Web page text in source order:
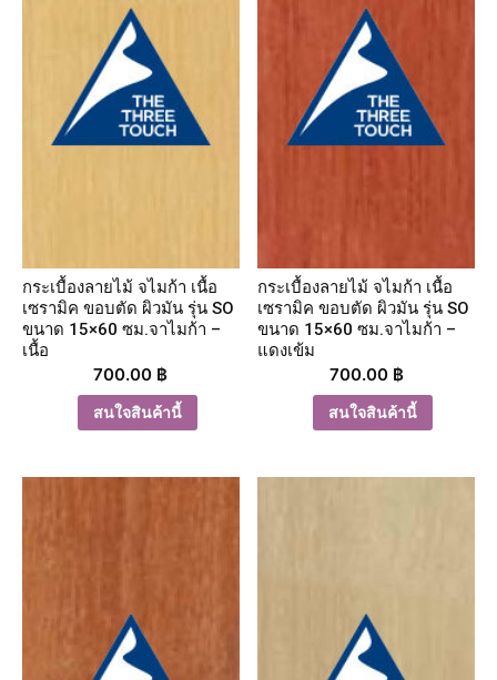
กระเบื้องลายไม้ จไมก้า เนื้อ
เซรามิค ขอบตัด ผิวมัน รุ่น SO
ขนาด 15×60 ซม.จาไมก้า –
เนื้อ
700.00 ฿
สนใจสินค้านี้
กระเบื้องลายไม้ จไมก้า เนื้อ
เซรามิค ขอบตัด ผิวมัน รุ่น SO
ขนาด 15×60 ซม.จาไมก้า –
แดงเข้ม
700.00 ฿
สนใจสินค้านี้